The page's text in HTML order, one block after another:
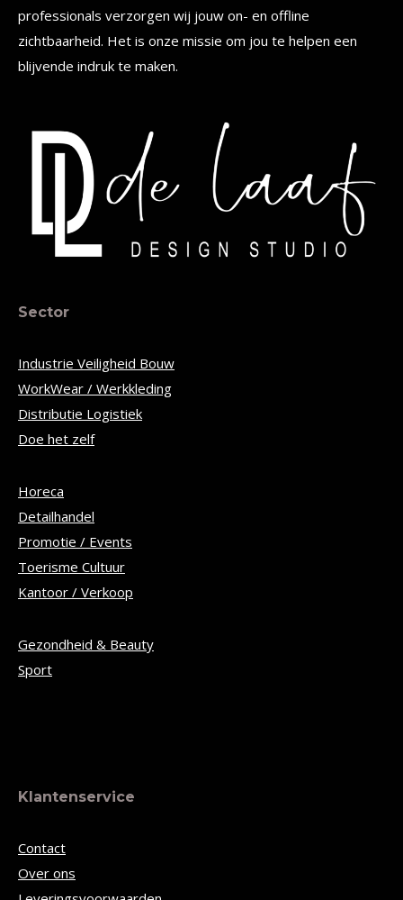
professionals verzorgen wij jouw on- en offline
zichtbaarheid. Het is onze missie om jou te helpen een
blijvende indruk te maken.
Sector
Industrie Veiligheid Bouw
WorkWear / Werkkleding
Distributie Logistiek
Doe het zelf
Horeca
Detailhandel
Promotie / Events
Toerisme Cultuur
Kantoor / Verkoop
Gezondheid & Beauty
Sport
Klantenservice
Contact
Over ons